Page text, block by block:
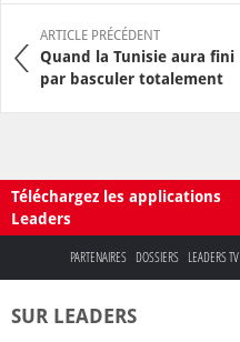
ARTICLE PRÉCÉDENT
Quand la Tunisie aura fini
par basculer totalement
Téléchargez les applications
Leaders
PARTENAIRES DOSSIERS LEADERS TV
SUR LEADERS